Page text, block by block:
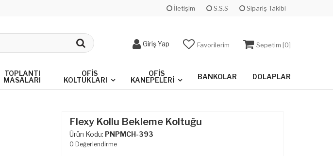
İletişim S.S.S Sipariş Takibi
Giriş Yap Favorilerim Sepetim [0]
TOPLANTI
MASALARI
OFIS
KOLTUKLARI
OFIS
KANEPELERI
BANKOLAR DOLAPLAR
Flexy Kollu Bekleme Koltuğu
Ürün Kodu: PNPMCH-393
0 Değerlendirme